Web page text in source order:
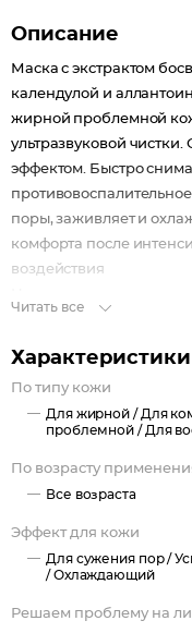
Описание
Маска с экстрактом
календулой и
жирной проблемной
ультразвуковой
эффектом. Быстро
поры, заживляет и
комфорта после
воздействия
Читать все
Характеристики
По типу кожи
Для жирной / Для
проблемной / Для
По возрасту
Все возраста
Эффект для кожи
Для сужения пор /
/Охлаждающий
Решаем проблему на